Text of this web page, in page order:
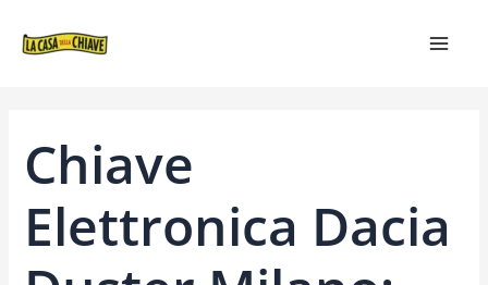
Chiave
Elettronica Dacia
ARTICOLI